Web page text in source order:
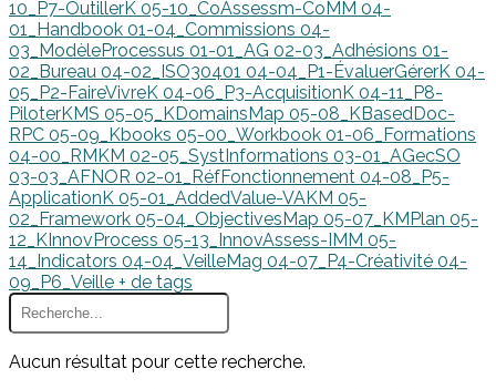
10_P7-OutillerK 05-10_CoAssessm-CoMM 04-
01_Handbook 01-04_Commissions 04-
03_ModèleProcessus 01-01_AG 02-03_Adhésions 01-
02_Bureau 04-02_ISO30401 04-04_P1-ÉvaluerGérerK 04-
05_P2-FaireVivreK 04-06_P3-AcquisitionK 04-11_P8-
PiloterKMS 05-05_KDomainsMap 05-08_KBasedDoc-
RPC 05-09_Kbooks 05-00_Workbook 01-06_Formations
04-00_RMKM 02-05_SystInformations 03-01_AGecSO
03-03_AFNOR 02-01_RéfFonctionnement 04-08_P5-
ApplicationK 05-01_AddedValue-VAKM 05-
02_Framework 05-04_ObjectivesMap 05-07_KMPlan 05-
12_KInnovProcess 05-13_InnovAssess-IMM 05-
14_Indicators 04-04_VeilleMag 04-07_P4-Créativité 04-
09_P6_Veille + de tags
Aucun résultat pour cette recherche.